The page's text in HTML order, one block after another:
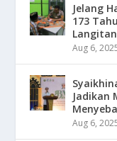
Jelang
173
Aug 6,
Jadikan
Aug 6,